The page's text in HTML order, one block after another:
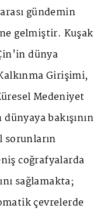
gündemin
gelmiştir. Kuşak
dünya
Girişimi,
Medeniyet
bakışının
sorunların
coğrafyalarda
sağlamakta;
çevrelerde